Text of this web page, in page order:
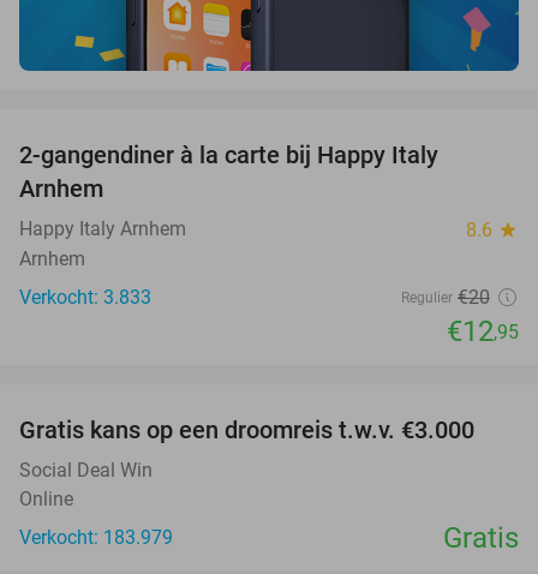
2-gangendiner à la carte bij Happy Italy
Arnhem
Happy Italy Arnhem 8.6 star
Arnhem
Verkocht: 3.833
Regulier €20
€12,95
Gratis kans op een droomreis t.w.v. €3.000
Social Deal Win
Online
Verkocht: 183.979
Gratis